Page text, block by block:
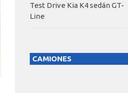
Test Drive Kia K4 sedán GT-
Line
CAMIONES